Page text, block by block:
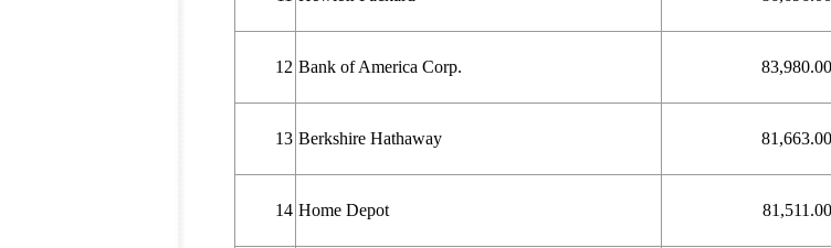
12 Bank of America Corp. 83,980.00
13 Berkshire Hathaway 81,663.00
14 Home Depot 81,511.00